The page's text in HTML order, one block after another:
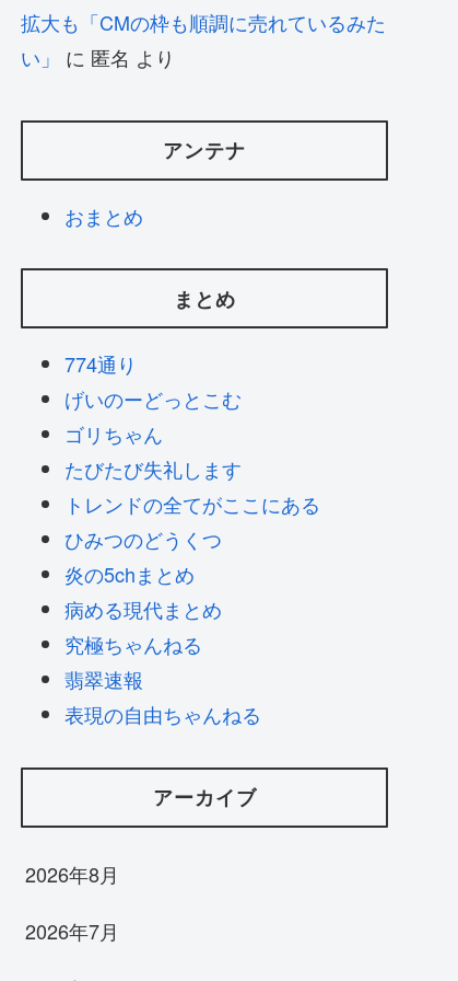
拡大も「CMの枠も順調に売れているみた
い」
に 匿名 より
アンテナ
おまとめ
まとめ
774通り
げいのーどっとこむ
ゴリちゃん
たびたび失礼します
トレンドの全てがここにある
ひみつのどうくつ
炎の5chまとめ
病める現代まとめ
究極ちゃんねる
翡翠速報
表現の自由ちゃんねる
アーカイブ
2026年8月
2026年7月